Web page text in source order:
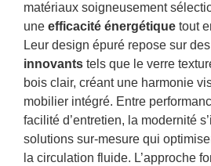
matériaux soigneusement
une efficacité énergétique tout
Leur design épuré repose sur des
innovants tels que le verre
bois clair, créant une harmonie
mobilier intégré. Entre
facilité d’entretien, la modernité
solutions sur-mesure qui
la circulation fluide. L’approche